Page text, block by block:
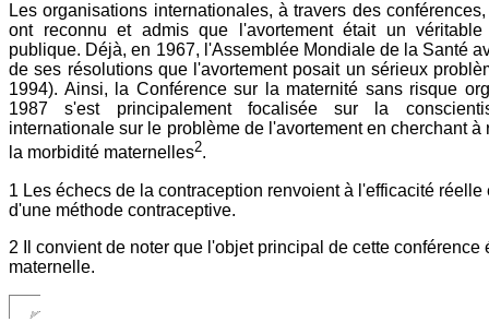
Les organisations internationales, à travers des
ont reconnu et admis que l'avortement était un
publique. Déjà, en 1967, l'Assemblée Mondiale de la Santé
de ses résolutions que l'avortement posait un sérieux
1994). Ainsi, la Conférence sur la maternité sans risque
1987 s'est principalement focalisée sur la
internationale sur le problème de l'avortement en cherchant à
la morbidité maternelles2.
1 Les échecs de la contraception renvoient à l'efficacité réelle
d'une méthode contraceptive.
2 Il convient de noter que l'objet principal de cette conférence
maternelle.